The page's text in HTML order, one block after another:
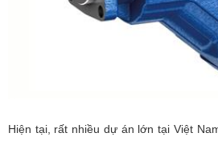
Hiện tại, rất nhiều dự án lớn tại Việt